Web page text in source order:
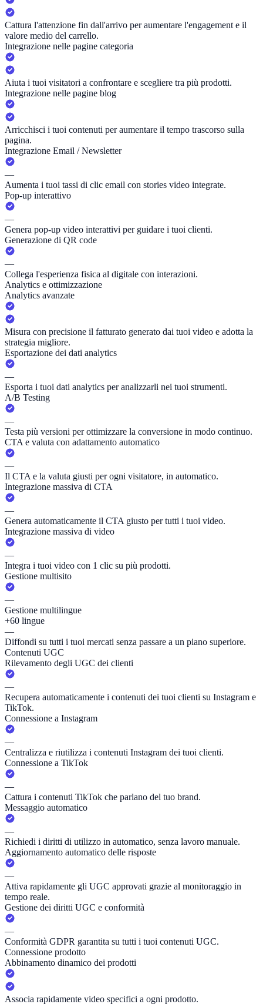
Cattura l'attenzione fin dall'arrivo per aumentare l'engagement e il
valore medio del carrello.
Integrazione nelle pagine categoria
Aiuta i tuoi visitatori a confrontare e scegliere tra più prodotti.
Integrazione nelle pagine blog
Arricchisci i tuoi contenuti per aumentare il tempo trascorso sulla
pagina.
Integrazione Email / Newsletter
—
Aumenta i tuoi tassi di clic email con stories video integrate.
Pop-up interattivo
—
Genera pop-up video interattivi per guidare i tuoi clienti.
Generazione di QR code
—
Collega l'esperienza fisica al digitale con interazioni.
Analytics e ottimizzazione
Analytics avanzate
Misura con precisione il fatturato generato dai tuoi video e adotta la
strategia migliore.
Esportazione dei dati analytics
—
Esporta i tuoi dati analytics per analizzarli nei tuoi strumenti.
A/B Testing
—
Testa più versioni per ottimizzare la conversione in modo continuo.
CTA e valuta con adattamento automatico
—
Il CTA e la valuta giusti per ogni visitatore, in automatico.
Integrazione massiva di CTA
—
Genera automaticamente il CTA giusto per tutti i tuoi video.
Integrazione massiva di video
—
Integra i tuoi video con 1 clic su più prodotti.
Gestione multisito
—
Gestione multilingue
+60 lingue
—
Diffondi su tutti i tuoi mercati senza passare a un piano superiore.
Contenuti UGC
Rilevamento degli UGC dei clienti
—
Recupera automaticamente i contenuti dei tuoi clienti su Instagram e
TikTok.
Connessione a Instagram
—
Centralizza e riutilizza i contenuti Instagram dei tuoi clienti.
Connessione a TikTok
—
Cattura i contenuti TikTok che parlano del tuo brand.
Messaggio automatico
—
Richiedi i diritti di utilizzo in automatico, senza lavoro manuale.
Aggiornamento automatico delle risposte
—
Attiva rapidamente gli UGC approvati grazie al monitoraggio in
tempo reale.
Gestione dei diritti UGC e conformità
—
Conformità GDPR garantita su tutti i tuoi contenuti UGC.
Connessione prodotto
Abbinamento dinamico dei prodotti
Associa rapidamente video specifici a ogni prodotto.